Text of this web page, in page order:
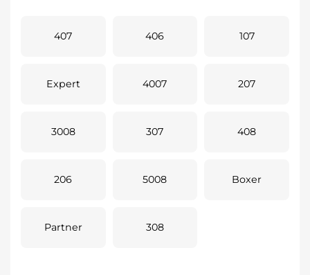
407 406 107
Expert 4007 207
3008 307 408
206 5008 Boxer
Partner 308